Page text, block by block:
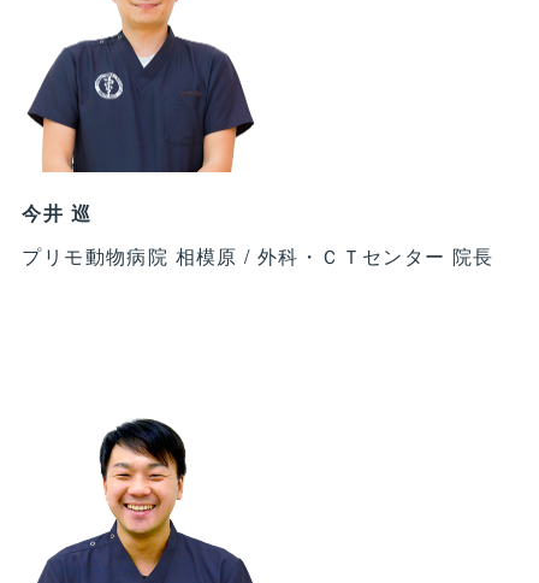
今井 巡
プリモ動物病院 相模原 / 外科・ＣＴセンター 院長